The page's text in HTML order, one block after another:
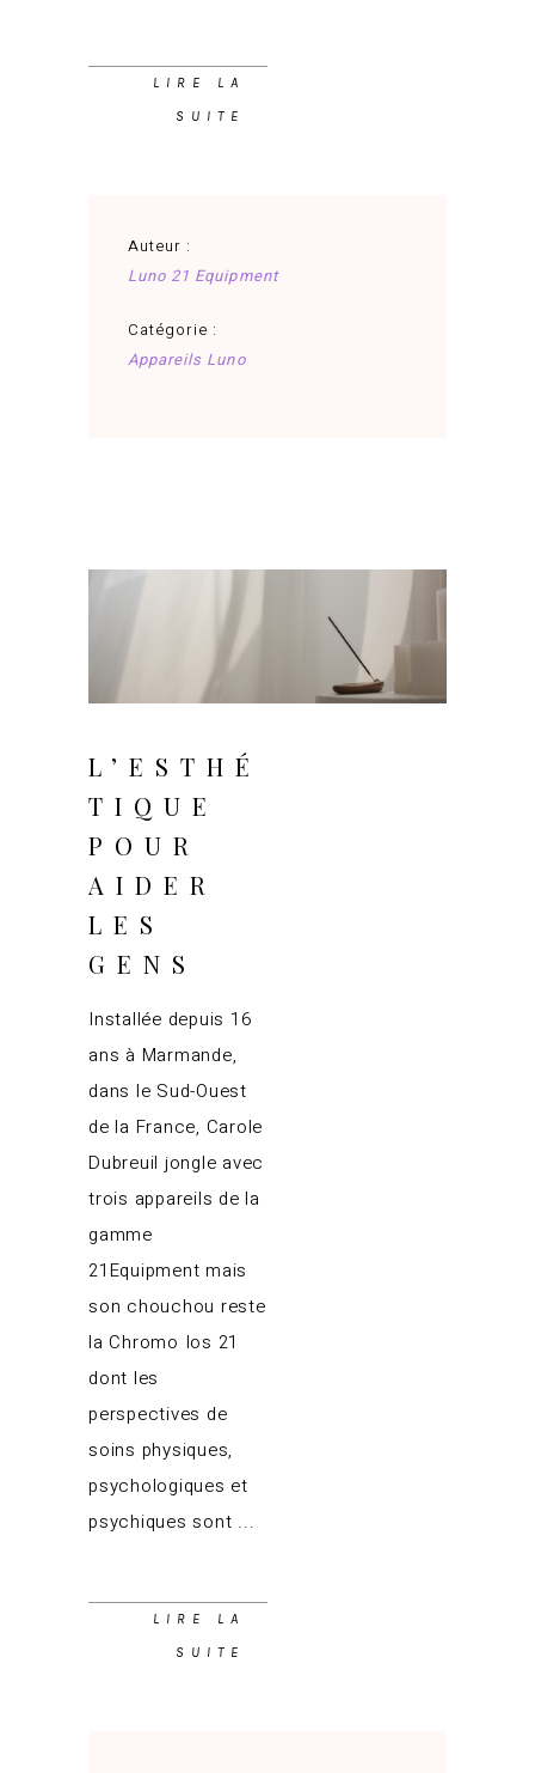
LIRE LA
SUITE
Auteur :
Luno 21 Equipment
Catégorie :
Appareils Luno
juin 23, 2025
L’ESTHÉ
TIQUE
POUR
AIDER
LES
GENS
Installée depuis 16
ans à Marmande,
dans le Sud-Ouest
de la France, Carole
Dubreuil jongle avec
trois appareils de la
gamme
21Equipment mais
son chouchou reste
la Chromo Ios 21
dont les
perspectives de
soins physiques,
psychologiques et
psychiques sont
LIRE LA
SUITE